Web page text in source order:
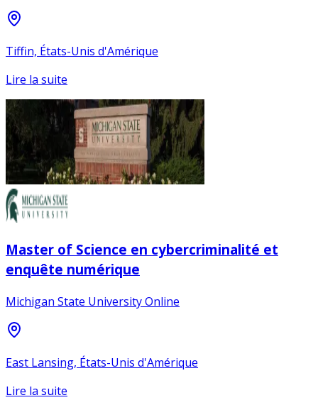
Tiffin, États-Unis d'Amérique
Lire la suite
Master of Science en cybercriminalité et
enquête numérique
Michigan State University Online
East Lansing, États-Unis d'Amérique
Lire la suite